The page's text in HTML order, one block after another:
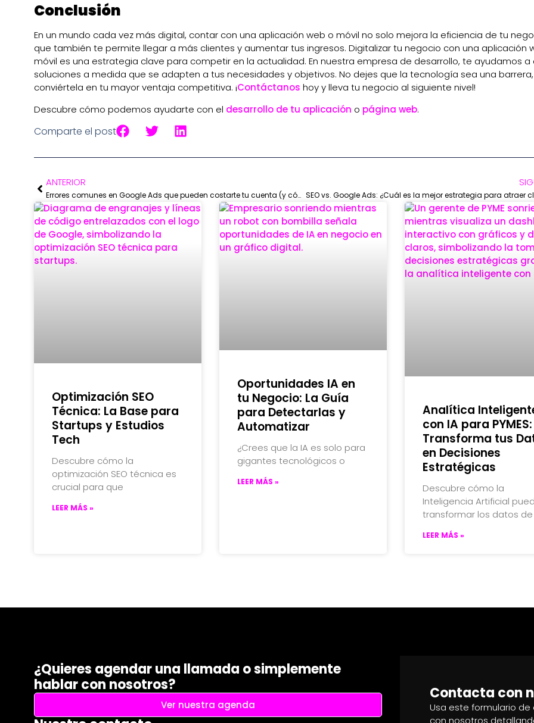
Conclusión
En un mundo cada vez más digital, contar con una aplicación web o móvil no solo mejora la eficiencia de tu
que también te permite llegar a más clientes y aumentar tus ingresos. Digitalizar tu negocio con una aplicación
móvil es una estrategia clave para competir en la actualidad. En nuestra empresa de desarrollo, te ayudamos a
soluciones a medida que se adapten a tus necesidades y objetivos. No dejes que la tecnología sea una barrera,
conviértela en tu mayor ventaja competitiva. ¡Contáctanos hoy y lleva tu negocio al siguiente nivel!
Descubre cómo podemos ayudarte con el desarrollo de tu aplicación o página web.
Comparte el post
ANTERIOR
Errores comunes en Google Ads que pueden costarte tu cuenta (y cómo evitarlos) SEO vs. Google Ads: ¿Cuál es la mejor estrategia para atraer
Optimización SEO
Técnica: La Base para
Startups y Estudios
Tech
Descubre cómo la
optimización SEO técnica es
crucial para que
LEER MÁS »
Oportunidades IA en
tu Negocio: La Guía
para Detectarlas y
Automatizar
¿Crees que la IA es solo para
gigantes tecnológicos o
LEER MÁS »
Analítica
con IA para PYMES:
Transforma tus
en Decisiones
Estratégicas
Descubre cómo la
Inteligencia Artificial
transformar los datos de
LEER MÁS »
¿Quieres agendar una llamada o simplemente
hablar con nosotros?
Ver nuestra agenda
Contacta con
Usa este formulario
con nosotros